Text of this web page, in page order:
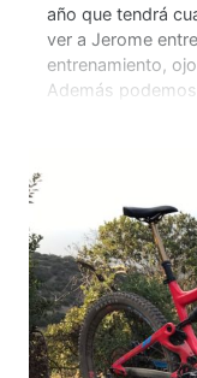
año que tendrá
ver a Jerome
entrenamiento,
Además